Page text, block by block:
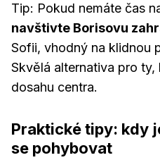
Tip: Pokud nemáte čas
navštivte Borisovu
Sofii, vhodný na klidnou
Skvělá alternativa pro
dosahu centra.
Praktické tipy: kdy
se pohybovat